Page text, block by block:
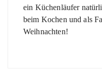
ein Küchenläufer
beim Kochen und als
Weihnachten!